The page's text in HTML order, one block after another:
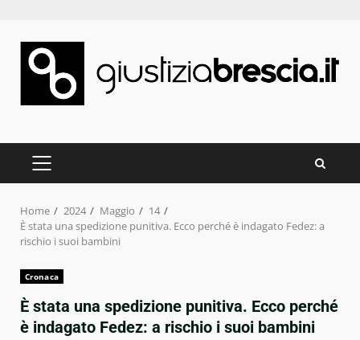
content
PRIMARY
Home 2024 Maggio
14
È stata una spedizione punitiva. Ecco perché è indagato Fedez: a
rischio i suoi bambini
Cronaca
È stata una spedizione punitiva. Ecco perché
è indagato Fedez: a rischio i suoi bambini